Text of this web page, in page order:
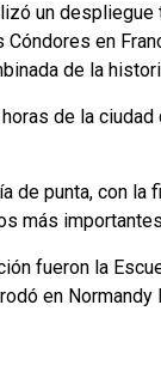
un
en
de la
de la
de punta, con
más
fueron la
en Normandy